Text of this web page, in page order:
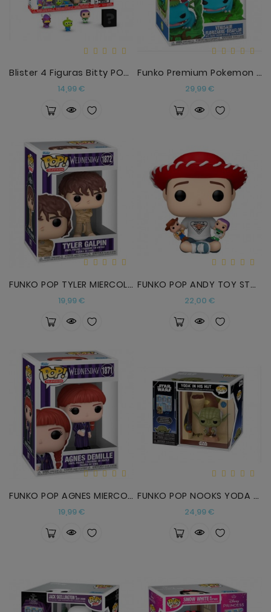
Blister 4 Figuras Bitty POP Disney Toy Story Zurg
14,99 €
Funko Premium Pokemon Venusaur Florizarre Bisaflor
29,99 €Precio
FUNKO POP TYLER MIERCOLES
19,99 €Precio
FUNKO POP ANDY TOY STORY
22,00 €Precio
FUNKO POP AGNES MIERCOLES
19,99 €Precio
FUNKO POP NOOKS YODA STAR WARS
24,99 €